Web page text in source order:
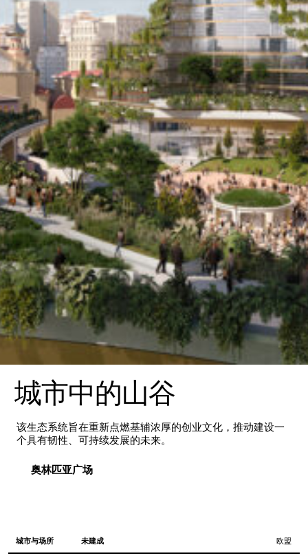
城市中的山谷
该生态系统旨在重新点燃基辅浓厚的创业文化，推动建设一
个具有韧性、可持续发展的未来。
奥林匹亚广场
城市与场所 未建成 欧盟